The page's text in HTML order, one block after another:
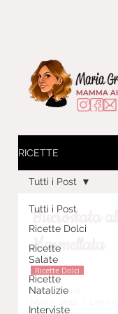
RICETTE
Tutti i Post
Ricette Dolci
Ricette
Salate
Ricette
Natalizie
Interviste
Tutti i Post
Biscrostata alla
Marmellata
Ricette Dolci
Maria Grazia